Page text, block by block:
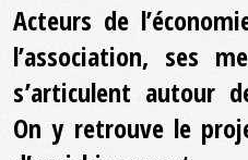
Acteurs de
l’association, ses
s’articulent autour
On y retrouve le